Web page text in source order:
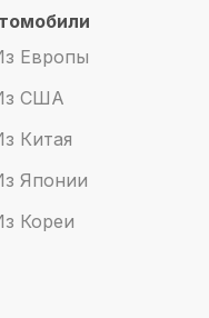
Европы
США
Китая
Японии
Кореи